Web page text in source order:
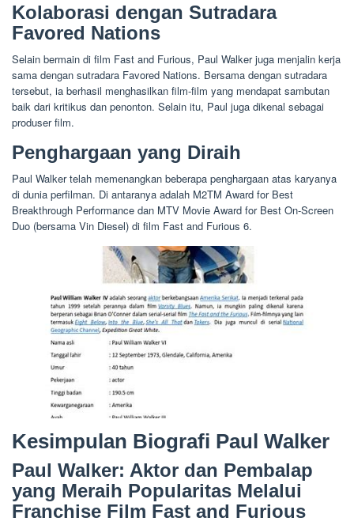
Kolaborasi dengan Sutradara
Favored Nations
Selain bermain di film Fast and Furious, Paul Walker juga menjalin kerja
sama dengan sutradara Favored Nations. Bersama dengan sutradara
tersebut, ia berhasil menghasilkan film-film yang mendapat sambutan
baik dari kritikus dan penonton. Selain itu, Paul juga dikenal sebagai
produser film.
Penghargaan yang Diraih
Paul Walker telah memenangkan beberapa penghargaan atas karyanya
di dunia perfilman. Di antaranya adalah M2TM Award for Best
Breakthrough Performance dan MTV Movie Award for Best On-Screen
Duo (bersama Vin Diesel) di film Fast and Furious 6.
Kesimpulan Biografi Paul Walker
Paul Walker: Aktor dan Pembalap
yang Meraih Popularitas Melalui
Franchise Film Fast and Furious